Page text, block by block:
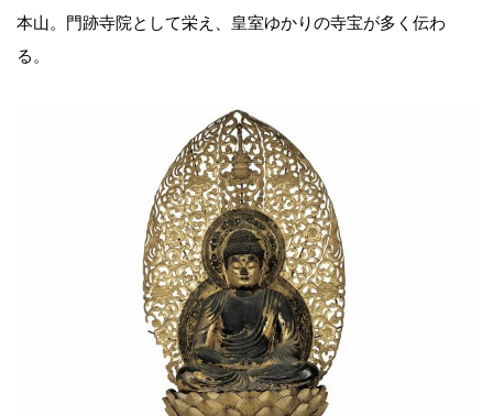
本山。門跡寺院として栄え、皇室ゆかりの寺宝が多く伝わ
る。